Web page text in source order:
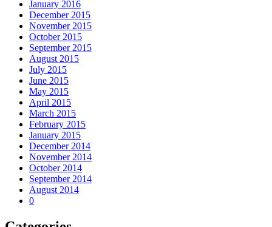
January 2016
December 2015
November 2015
October 2015
September 2015
August 2015
July 2015
June 2015
May 2015
April 2015
March 2015
February 2015
January 2015
December 2014
November 2014
October 2014
September 2014
August 2014
0